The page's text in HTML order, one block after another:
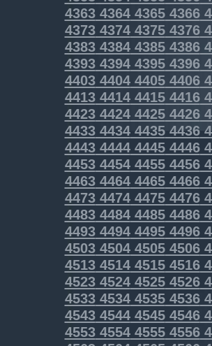
4363436443654366
4373437443754376
4383438443854386
4393439443954396
4403440444054406
4413441444154416
4423442444254426
4433443444354436
4443444444454446
4453445444554456
4463446444654466
4473447444754476
4483448444854486
4493449444954496
4503450445054506
4513451445154516
4523452445254526
4533453445354536
4543454445454546
4553455445554556